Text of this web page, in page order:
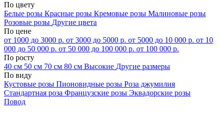
По цвету
Белые розы Красные розы Кремовые розы Малиновые розы
Розовые розы Другие цвета
По цене
от 1000 до 3000 р. от 3000 до 5000 р. от 5000 до 10 000 р. от 10
000 до 50 000 р. от 50 000 до 100 000 р. от 100 000 р.
По росту
40 см 50 см 70 см 80 см Высокие Другие размеры
По виду
Кустовые розы Пионовидные розы Роза джумилия
Стандартная роза Французские розы Эквадорские розы
Повод